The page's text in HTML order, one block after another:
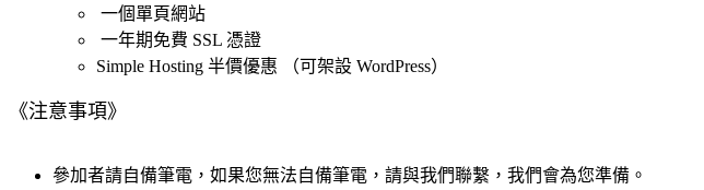
一個單頁網站
一年期免費 SSL 憑證
Simple Hosting 半價優惠 （可架設 WordPress）
《注意事項》
參加者請自備筆電，如果您無法自備筆電，請與我們聯繫，我們會為您準備。